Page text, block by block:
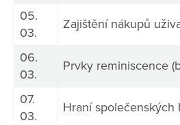
05.
03.
Zajištění nákupů
06.
03.
Prvky reminiscence
07.
03.
Hraní společenských